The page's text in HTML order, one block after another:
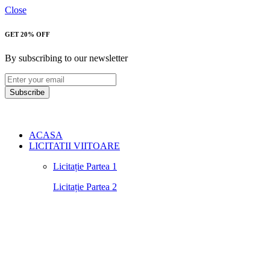
Close
GET 20% OFF
By subscribing to our newsletter
Subscribe
ACASA
LICITATII VIITOARE
Licitație Partea 1
Licitație Partea 2